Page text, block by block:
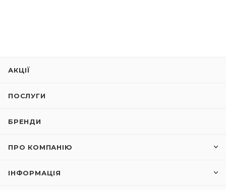
АКЦІЇ
ПОСЛУГИ
БРЕНДИ
ПРО КОМПАНІЮ
ІНФОРМАЦІЯ